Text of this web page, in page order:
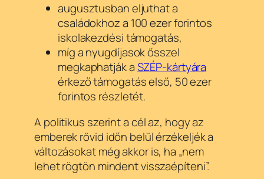
augusztusban eljuthat a
családokhoz a 100 ezer forintos
iskolakezdési támogatás,
míg a nyugdíjasok ősszel
megkaphatják aSZÉP-kártyára
érkező támogatás első, 50 ezer
forintos részletét.
A politikus szerint a cél az, hogy az
emberek rövid időn belül érzékeljék a
változásokat még akkor is, ha „nem
lehet rögtön mindent visszaépíteni”.